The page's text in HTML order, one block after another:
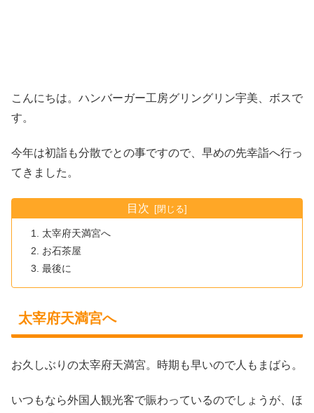
こんにちは。ハンバーガー工房グリングリン宇美、ボスで
す。
今年は初詣も分散でとの事ですので、早めの先幸詣へ行っ
てきました。
目次
太宰府天満宮へ
お石茶屋
最後に
太宰府天満宮へ
お久しぶりの太宰府天満宮。時期も早いので人もまばら。
いつもなら外国人観光客で賑わっているのでしょうが、ほ